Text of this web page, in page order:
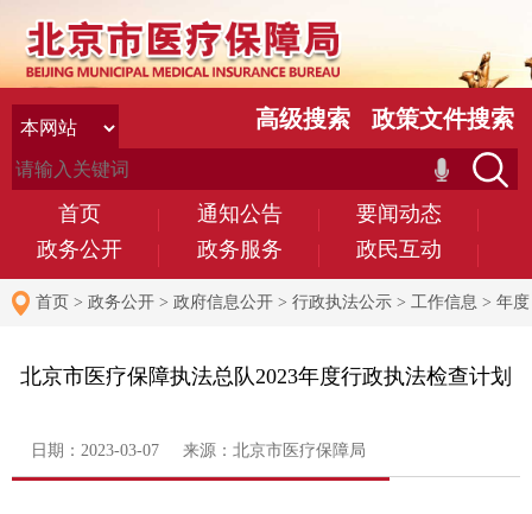
首页 通知公告
要闻动态
政务公开
政务服务 政民互动
高级搜索 政策文件搜索
首页 > 政务公开 > 政府信息公开 > 行政执法公示 > 工作信息 > 年度
北京市医疗保障执法总队2023年度行政执法检查计划
日期：2023-03-07 来源：北京市医疗保障局